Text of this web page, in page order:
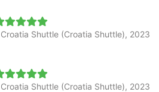
Shuttle (Croatia Shuttle), 2023
Shuttle (Croatia Shuttle), 2023